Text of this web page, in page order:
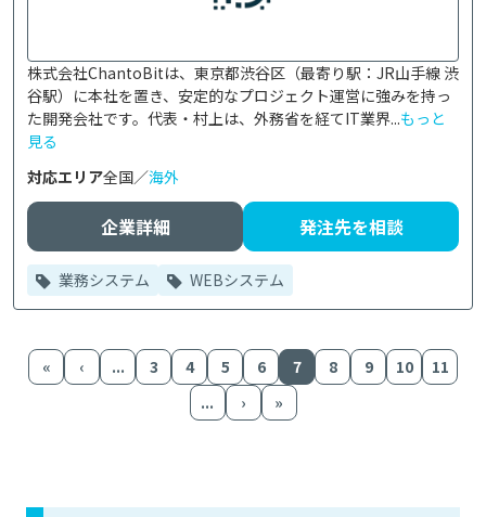
株式会社ChantoBitは、東京都渋谷区（最寄り駅：JR山手線 渋
谷駅）に本社を置き、安定的なプロジェクト運営に強みを持っ
た開発会社です。代表・村上は、外務省を経てIT業界...もっと
見る
対応エリア全国／海外
企業詳細 発注先を相談
業務システム WEBシステム
« ‹ ... 3 4 5 6 7 8 9 10
11
...
› »